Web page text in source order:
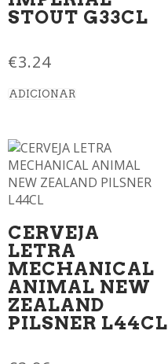
STOUT G33CL
€3.24
ADICIONAR
CERVEJA
LETRA
MECHANICAL
ANIMAL NEW
ZEALAND
PILSNER L44CL